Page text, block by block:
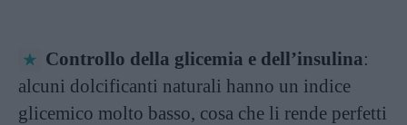
Controllo della glicemia e dell’insulina:
alcuni dolcificanti naturali hanno un indice
glicemico molto basso, cosa che li rende perfetti